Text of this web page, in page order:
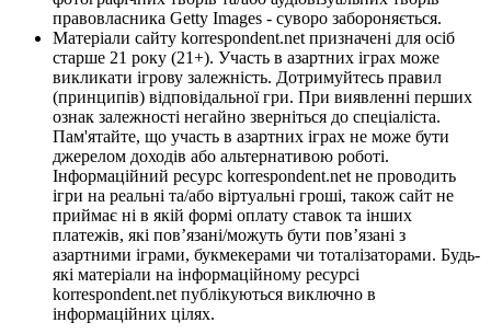
правовласника Getty Images - суворо забороняється.
Матеріали сайту korrespondent.net призначені для осіб
старше 21 року (21+). Участь в азартних іграх може
викликати ігрову залежність. Дотримуйтесь правил
(принципів) відповідальної гри. При виявленні перших
ознак залежності негайно зверніться до спеціаліста.
Пам'ятайте, що участь в азартних іграх не може бути
джерелом доходів або альтернативою роботі.
Інформаційний ресурс korrespondent.net не проводить
ігри на реальні та/або віртуальні гроші, також сайт не
приймає ні в якій формі оплату ставок та інших
платежів, які пов’язані/можуть бути пов’язані з
азартними іграми, букмекерами чи тоталізаторами. Будь-
які матеріали на інформаційному ресурсі
korrespondent.net публікуються виключно в
інформаційних цілях.